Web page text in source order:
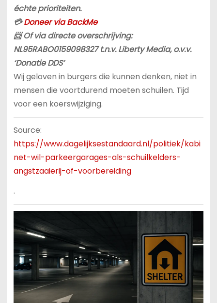
échte prioriteiten.
💳Doneer via BackMe
📨 Of via directe overschrijving:
NL95RABO0159098327 t.n.v. Liberty Media, o.v.v.
‘Donatie DDS’
Wij geloven in burgers die kunnen denken, niet in
mensen die voortdurend moeten schuilen. Tijd
voor een koerswijziging.
Source:
https://www.dagelijksestandaard.nl/politiek/kabi
net-wil-parkeergarages-als-schuilkelders-
angstzaaierij-of-voorbereiding
.